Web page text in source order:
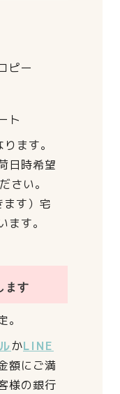
ピー
ト
ます。
日時希望
さい。
す） 宅
す。
ます
かLINE
額にご満
様の銀行